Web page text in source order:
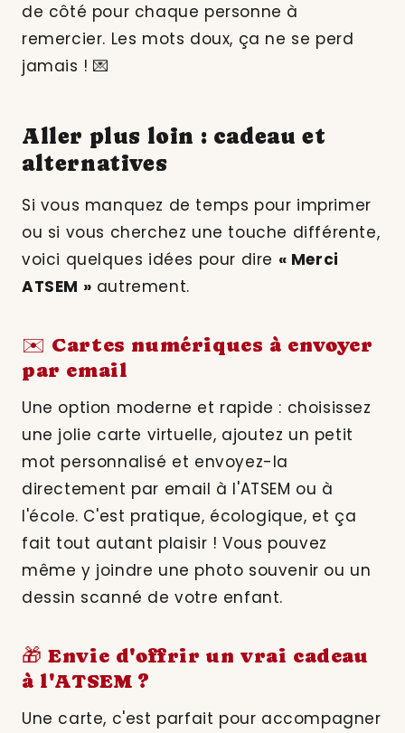
de côté pour chaque personne à
remercier. Les mots doux, ça ne se perd
jamais ! 💌
Aller plus loin : cadeau et
alternatives
Si vous manquez de temps pour imprimer
ou si vous cherchez une touche différente,
voici quelques idées pour dire « Merci
ATSEM » autrement.
✉️ Cartes numériques à envoyer
par email
Une option moderne et rapide : choisissez
une jolie carte virtuelle, ajoutez un petit
mot personnalisé et envoyez-la
directement par email à l'ATSEM ou à
l'école. C'est pratique, écologique, et ça
fait tout autant plaisir ! Vous pouvez
même y joindre une photo souvenir ou un
dessin scanné de votre enfant.
🎁 Envie d'offrir un vrai cadeau
à l'ATSEM ?
Une carte, c'est parfait pour accompagner